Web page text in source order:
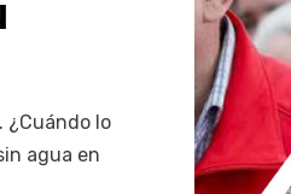
¿Cuándo lo
agua en